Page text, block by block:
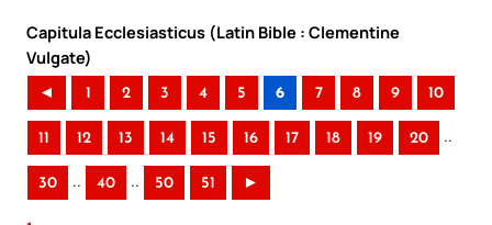
Capitula Ecclesiasticus (Latin Bible : Clementine
Vulgate)
◄ 1 2 3 4 5 6 7 8 9 10
11 12 13 14 15 16 17 18 19 20 ..
30 .. 40 .. 50 51 ►